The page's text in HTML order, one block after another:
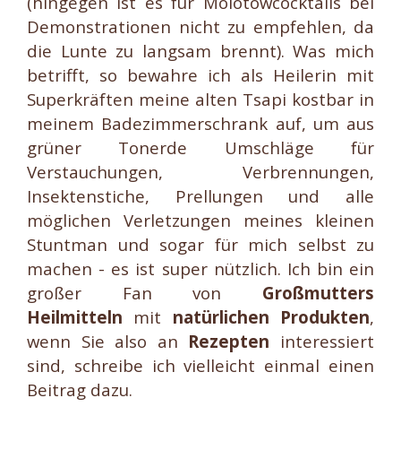
Demonstrationen nicht zu empfehlen, da
die Lunte zu langsam brennt). Was mich
betrifft, so bewahre ich als Heilerin mit
Superkräften meine alten Tsapi kostbar in
meinem Badezimmerschrank auf, um aus
grüner Tonerde Umschläge für
Verstauchungen, Verbrennungen,
Insektenstiche, Prellungen und alle
möglichen Verletzungen meines kleinen
Stuntman und sogar für mich selbst zu
machen - es ist super nützlich. Ich bin ein
großer Fan von Großmutters
Heilmitteln mit natürlichen Produkten,
wenn Sie also an Rezepten interessiert
sind, schreibe ich vielleicht einmal einen
Beitrag dazu.